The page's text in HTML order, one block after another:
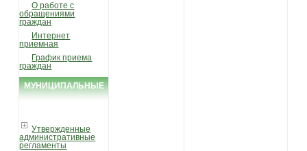
О работе с
обращениями
граждан
Интернет
приемная
График приема
граждан
МУНИЦИПАЛЬНЫЕ
Утвержденные
административные
регламенты